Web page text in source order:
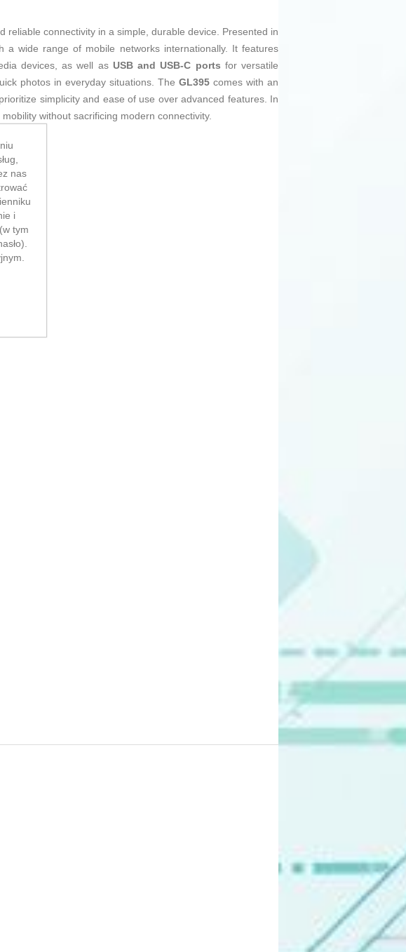
reliable connectivity in a simple, durable device. Presented in
a wide range of mobile networks internationally. It features
devices, as well as USB and USB-C ports for versatile
photos in everyday situations. The GL395 comes with an
simplicity and ease of use over advanced features. In
without sacrificing modern connectivity.
nas
i
tym